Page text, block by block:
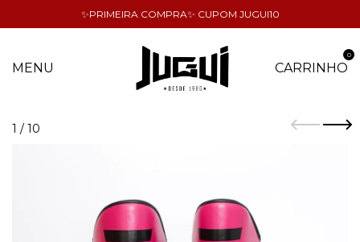
✨PRIMEIRA COMPRA✨ CUPOM JUGUI10
MENU CARRINHO
0
1 / 10